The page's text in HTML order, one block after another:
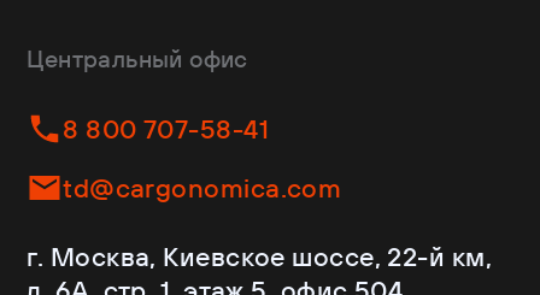
Изотермы
Контейнеровозы
Самосвалы
Ломовозы
С кониками
Рефрижераторы
Dongfeng
Helfimmer
JAC
Kassbohrer
Krone
Mercedes-Benz
Центральный офис
8 800 707-58-41
td@cargonomica.com
г. Москва, Киевское шоссе, 22-й км,